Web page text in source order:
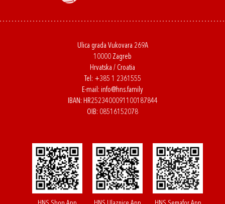
Ulica grada Vukovara 269A
10000 Zagreb
Hrvatska / Croatia
Tel: +385 1 2361555
E-mail: info@hns.family
IBAN: HR2523400091100187844
OIB: 08516152078